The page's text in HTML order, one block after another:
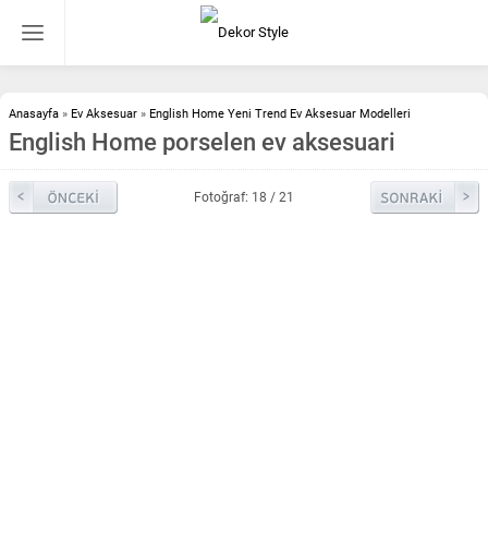
Anasayfa » Ev Aksesuar » English Home Yeni Trend Ev Aksesuar Modelleri
English Home porselen ev aksesuari
Fotoğraf: 18 / 21